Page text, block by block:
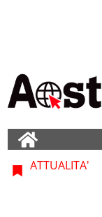
ATTUALITA'